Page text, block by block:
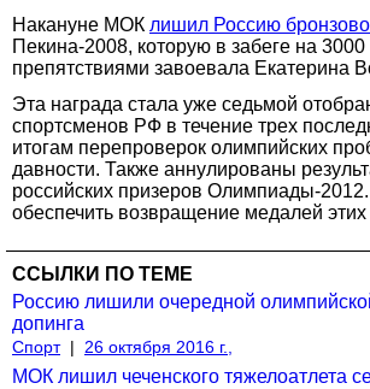
Накануне МОК лишил Россию
Пекина-2008, которую в забеге на 3000
препятствиями завоевала Екатерина
Эта награда стала уже седьмой
спортсменов РФ в течение трех
итогам перепроверок олимпийских
давности. Также аннулированы
российских призеров Олимпиады-
обеспечить возвращение медалей
ССЫЛКИ ПО ТЕМЕ
Россию лишили очередной
допинга
Спорт | 26 октября 2016 г.,
МОК лишил чеченского тяжелоатлета